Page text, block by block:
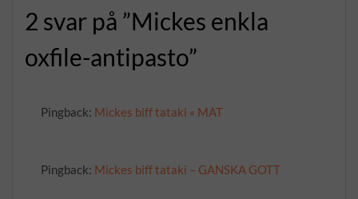
2 svar på ”Mickes enkla
oxfile-antipasto”
Pingback: Mickes biff tataki « MAT
Pingback: Mickes biff tataki – GANSKA GOTT